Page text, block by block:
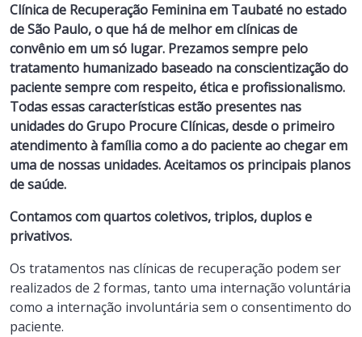
Clínica de Recuperação Feminina em Taubaté no estado
de São Paulo, o que há de melhor em clínicas de
convênio em um só lugar. Prezamos sempre pelo
tratamento humanizado baseado na conscientização do
paciente sempre com respeito, ética e profissionalismo.
Todas essas características estão presentes nas
unidades do Grupo Procure Clínicas, desde o primeiro
atendimento à família como a do paciente ao chegar em
uma de nossas unidades. Aceitamos os principais planos
de saúde.
Contamos com quartos coletivos, triplos, duplos e
privativos.
Os tratamentos nas clínicas de recuperação podem ser
realizados de 2 formas, tanto uma internação voluntária
como a internação involuntária sem o consentimento do
paciente.